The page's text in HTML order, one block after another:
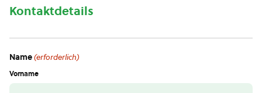
Kontaktdetails
Name(erforderlich)
Vorname